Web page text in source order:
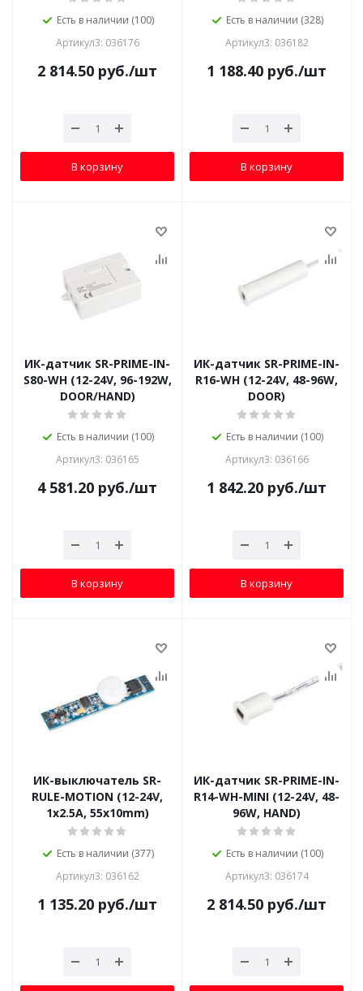
Есть в наличии (100)
Артикул3: 036176
2 814.50 руб./шт
В корзину
Есть в наличии (328)
Артикул3: 036182
1 188.40 руб./шт
В корзину
ИК-датчик SR-PRIME-IN-
S80-WH (12-24V, 96-192W,
DOOR/HAND)
Есть в наличии (100)
Артикул3: 036165
4 581.20 руб./шт
В корзину
ИК-датчик SR-PRIME-IN-
R16-WH (12-24V, 48-96W,
DOOR)
Есть в наличии (100)
Артикул3: 036166
1 842.20 руб./шт
В корзину
ИК-выключатель SR-
RULE-MOTION (12-24V,
1x2.5A, 55x10mm)
Есть в наличии (377)
Артикул3: 036162
1 135.20 руб./шт
ИК-датчик SR-PRIME-IN-
R14-WH-MINI (12-24V, 48-
96W, HAND)
Есть в наличии (100)
Артикул3: 036174
2 814.50 руб./шт